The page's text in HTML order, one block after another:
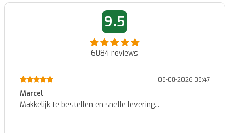
9.5
6084 reviews
05-08-2026 11:03
Francois
Zeer vlug geleverd en perfect...